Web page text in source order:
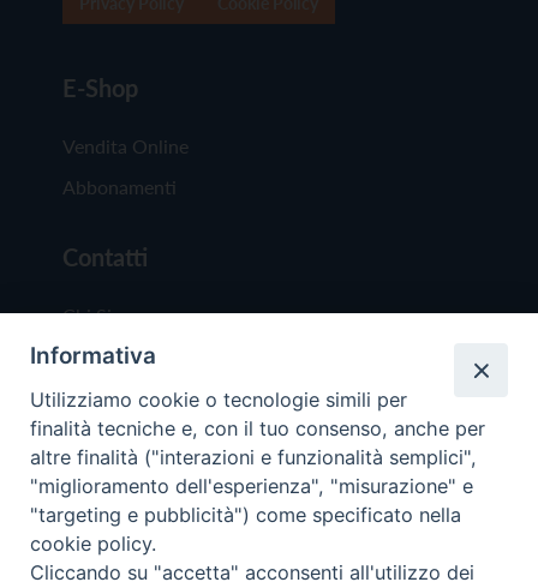
E-Shop
Vendita Online
Abbonamenti
Contatti
Chi Siamo
Redazione
Scrivici
Copyright © 2019 - Tutti i diritti riservati - Vita
Informativa
Utilizziamo cookie o tecnologie simili per
finalità tecniche e, con il tuo consenso, anche per
altre finalità ("interazioni e funzionalità semplici",
"miglioramento dell'esperienza", "misurazione" e
"targeting e pubblicità") come specificato nella
cookie policy.
Cliccando su "accetta" acconsenti all'utilizzo dei